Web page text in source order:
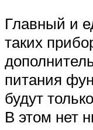
Главный и
таких
питания
будут
В этом нет